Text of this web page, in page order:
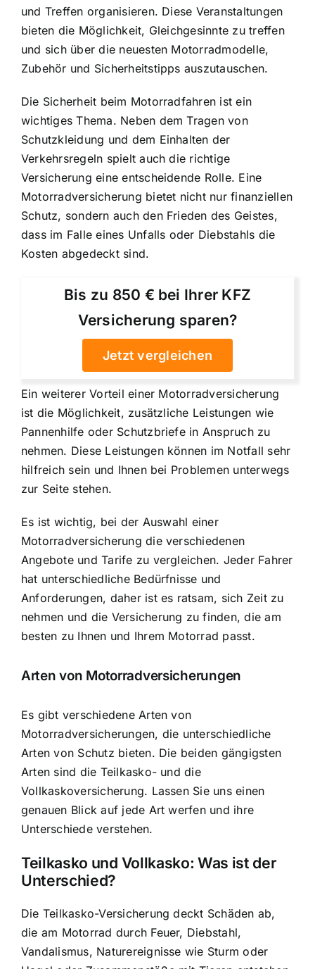
und Treffen organisieren. Diese Veranstaltungen
bieten die Möglichkeit, Gleichgesinnte zu treffen
und sich über die neuesten Motorradmodelle,
Zubehör und Sicherheitstipps auszutauschen.
Die Sicherheit beim Motorradfahren ist ein
wichtiges Thema. Neben dem Tragen von
Schutzkleidung und dem Einhalten der
Verkehrsregeln spielt auch die richtige
Versicherung eine entscheidende Rolle. Eine
Motorradversicherung bietet nicht nur finanziellen
Schutz, sondern auch den Frieden des Geistes,
dass im Falle eines Unfalls oder Diebstahls die
Kosten abgedeckt sind.
Bis zu 850 € bei Ihrer KFZ
Versicherung sparen?
Jetzt vergleichen
Ein weiterer Vorteil einer Motorradversicherung
ist die Möglichkeit, zusätzliche Leistungen wie
Pannenhilfe oder Schutzbriefe in Anspruch zu
nehmen. Diese Leistungen können im Notfall sehr
hilfreich sein und Ihnen bei Problemen unterwegs
zur Seite stehen.
Es ist wichtig, bei der Auswahl einer
Motorradversicherung die verschiedenen
Angebote und Tarife zu vergleichen. Jeder Fahrer
hat unterschiedliche Bedürfnisse und
Anforderungen, daher ist es ratsam, sich Zeit zu
nehmen und die Versicherung zu finden, die am
besten zu Ihnen und Ihrem Motorrad passt.
Arten von Motorradversicherungen
Es gibt verschiedene Arten von
Motorradversicherungen, die unterschiedliche
Arten von Schutz bieten. Die beiden gängigsten
Arten sind die Teilkasko- und die
Vollkaskoversicherung. Lassen Sie uns einen
genauen Blick auf jede Art werfen und ihre
Unterschiede verstehen.
Teilkasko und Vollkasko: Was ist der
Unterschied?
Die Teilkasko-Versicherung deckt Schäden ab,
die am Motorrad durch Feuer, Diebstahl,
Vandalismus, Naturereignisse wie Sturm oder